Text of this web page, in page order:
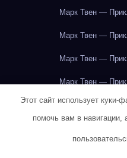
Марк Твен —
Марк Твен —
Марк Твен —
Марк Твен —
Марк Твен —
Марк Твен —
Марк Твен —
Этот сайт использует куки-
помочь вам в навигации,